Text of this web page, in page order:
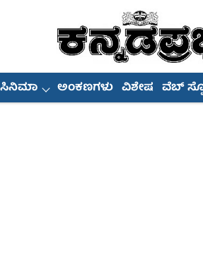
ಸಿನಿಮಾ ಅಂಕಣಗಳು ವಿಶೇಷ ವೆಬ್